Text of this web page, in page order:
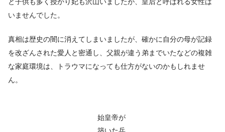
いませんでした。
真相は歴史の闇に消えてしまいましたが、確かに自分の母が記録
を改ざんされた愛人と密通し、父親が違う弟までいたなどの複雑
な家庭環境は、トラウマになっても仕方がないのかもしれませ
ん。
始皇帝が